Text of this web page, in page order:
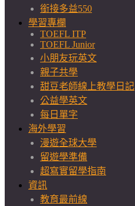
銜接多益550
學習專欄
TOEFL ITP
TOEFL Junior
小朋友玩英文
親子共學
甜豆老師線上教學日記
公益學英文
每日單字
海外學習
漫遊全球大學
留遊學準備
超寫實留學指南
資訊
教育最前線